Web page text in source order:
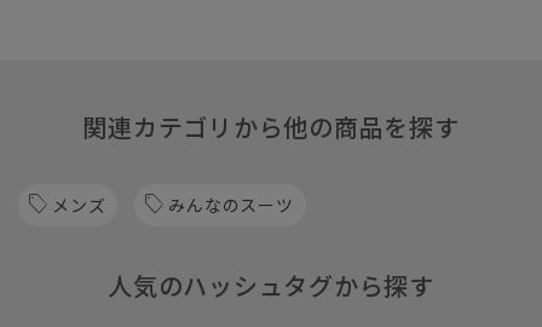
関連カテゴリから他の商品を探す
メンズ みんなのスーツ
人気のハッシュタグから探す